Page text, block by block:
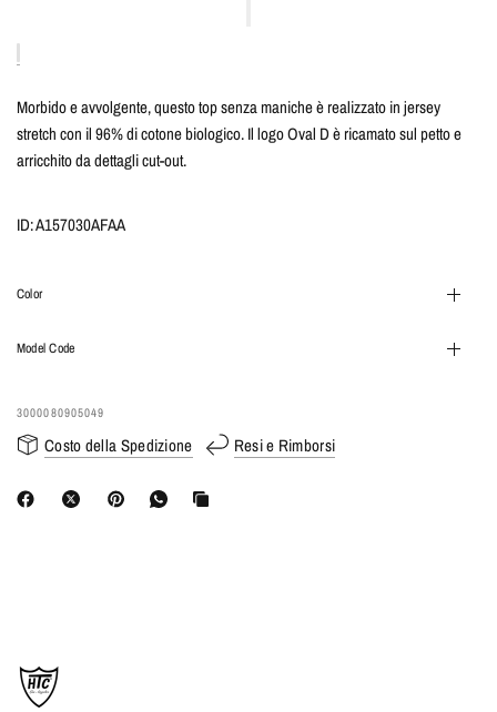
Morbido e avvolgente, questo top senza maniche è realizzato in jersey
stretch con il 96% di cotone biologico. Il logo Oval D è ricamato sul petto e
arricchito da dettagli cut-out.
ID: A157030AFAA
Color
Model Code
3000080905049
Costo della Spedizione Resi e Rimborsi